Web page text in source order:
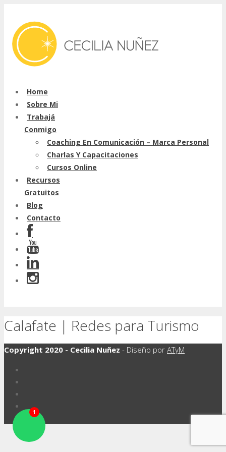
Home
Sobre Mi
Trabajá
Conmigo
Coaching En Comunicación – Marca Personal
Charlas Y Capacitaciones
Cursos Online
Recursos
Gratuitos
Blog
Contacto
Calafate | Redes para Turismo
Copyright 2020 - Cecilia Nuñez - Diseño por ATyM
1